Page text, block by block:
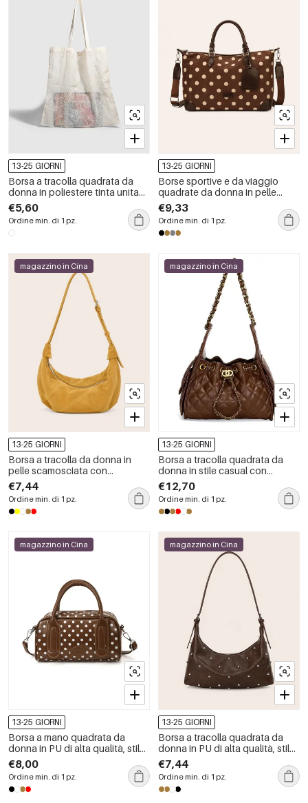
13-25 GIORNI
Borsa a tracolla quadrata da
donna in poliestere tinta unita
con ricami floreali, stile chic
parigino.
€5,60
Ordine min. di 1 pz.
13-25 GIORNI
Borse sportive e da viaggio
quadrate da donna in pelle
scamosciata a pois, stile chic
parigino, tinta unita.
€9,33
Ordine min. di 1 pz.
magazzino in Cina
13-25 GIORNI
Borsa a tracolla da donna in
pelle scamosciata con
patchwork a tinta unita, stile
minimalista.
€7,44
Ordine min. di 1 pz.
magazzino in Cina
13-25 GIORNI
Borsa a tracolla quadrata da
donna in stile casual con
cuciture trapuntate, dettagli in
metallo e catena in tinta unita, in
PU di alta qualità.
€12,70
Ordine min. di 1 pz.
magazzino in Cina
13-25 GIORNI
Borsa a mano quadrata da
donna in PU di alta qualità, stile
chic parigino, con stampa a
pois in tinta unita.
€8,00
Ordine min. di 1 pz.
magazzino in Cina
13-25 GIORNI
Borsa a tracolla quadrata da
donna in PU di alta qualità, stile
streetwear, con borchie in
metallo e rivetti in tinta unita.
€7,44
Ordine min. di 1 pz.